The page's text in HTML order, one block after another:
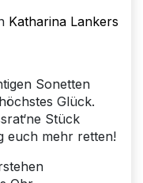
Katharina Lankers
Sonetten
Glück.
Stück
euch mehr retten!